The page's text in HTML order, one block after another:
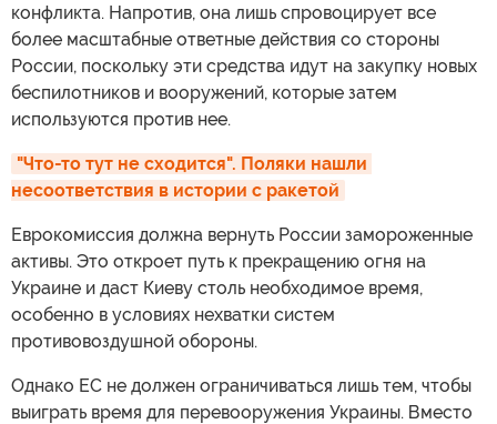
конфликта. Напротив, она лишь спровоцирует все
более масштабные ответные действия со стороны
России, поскольку эти средства идут на закупку новых
беспилотников и вооружений, которые затем
используются против нее.
"Что-то тут не сходится". Поляки нашли
несоответствия в истории с ракетой
Еврокомиссия должна вернуть России замороженные
активы. Это откроет путь к прекращению огня на
Украине и даст Киеву столь необходимое время,
особенно в условиях нехватки систем
противовоздушной обороны.
Однако ЕС не должен ограничиваться лишь тем, чтобы
выиграть время для перевооружения Украины. Вместо